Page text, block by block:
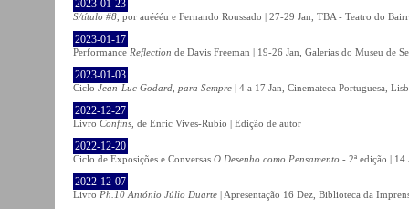
2023-01-23
S/título #8 , por auéééu e Fernando Roussado | 27-29 Jan, TBA - Teatro do
2023-01-17
Performance Reflection de Davis Freeman | 19-26 Jan, Galerias do Museu de
2023-01-03
Ciclo Jean-Luc Godard, para Sempre | 4 a 17 Jan, Cinemateca Portuguesa,
2022-12-27
Livro Confins , de Enric Vives-Rubio | Edição de autor
2022-12-20
Ciclo de Exposições e Conversas O Desenho como Pensamento - 2ª edição |
2022-12-07
Livro Ph.10 António Júlio Duarte | Apresentação 16 Dez, Biblioteca da